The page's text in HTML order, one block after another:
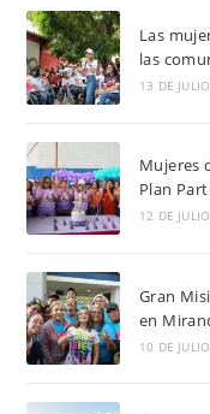
Las
las
13 DE
Mujeres
Plan
12 DE
Gran
en
10 DE